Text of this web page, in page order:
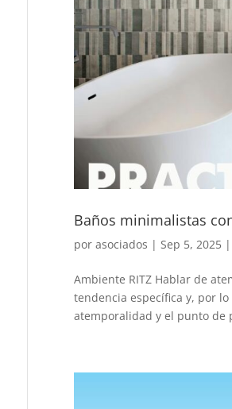
Baños minimalistas
por asociados | Sep 5, 2025|
Ambiente RITZ Hablar de
tendencia específica y, por
atemporalidad y el punto de